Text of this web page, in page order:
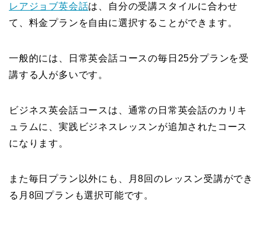
レアジョブ英会話は、自分の受講スタイルに合わせ
て、料金プランを自由に選択することができます。
一般的には、日常英会話コースの毎日25分プランを受
講する人が多いです。
ビジネス英会話コースは、通常の日常英会話のカリキ
ュラムに、実践ビジネスレッスンが追加されたコース
になります。
また毎日プラン以外にも、月8回のレッスン受講ができ
る月8回プランも選択可能です。